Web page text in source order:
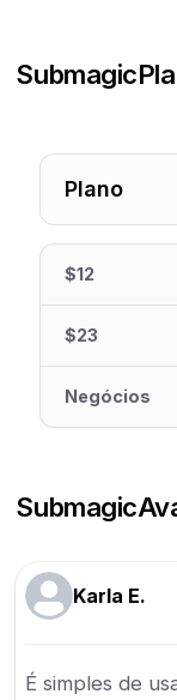
Submagic
Plano
$12
$23
Negócios
Submagic
Karla E.
É simples de